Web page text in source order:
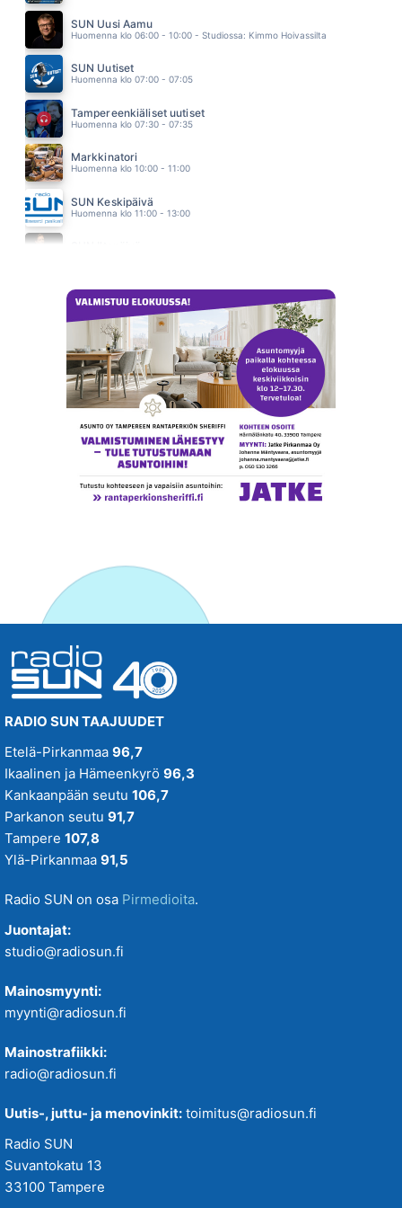
EPPU NORMAALI
14.55
SUN Uusi Aamu
Huomenna klo 06:00 - 10:00 - Studiossa: Kimmo Hoivassilta
SUN Uutiset
Huomenna klo 07:00 - 07:05
Tampereenkiäliset uutiset
Huomenna klo 07:30 - 07:35
Markkinatori
Huomenna klo 10:00 - 11:00
SUN Keskipäivä
Huomenna klo 11:00 - 13:00
RADIO SUN TAAJUUDET
Etelä-Pirkanmaa 96,7
Ikaalinen ja Hämeenkyrö 96,3
Kankaanpään seutu 106,7
Parkanon seutu 91,7
Tampere 107,8
Ylä-Pirkanmaa 91,5
Radio SUN on osa Pirmedioita.
Juontajat:
studio@radiosun.fi
Mainosmyynti:
myynti@radiosun.fi
Mainostrafiikki:
radio@radiosun.fi
Uutis-, juttu- ja menovinkit: toimitus@radiosun.fi
Radio SUN
Suvantokatu 13
33100 Tampere